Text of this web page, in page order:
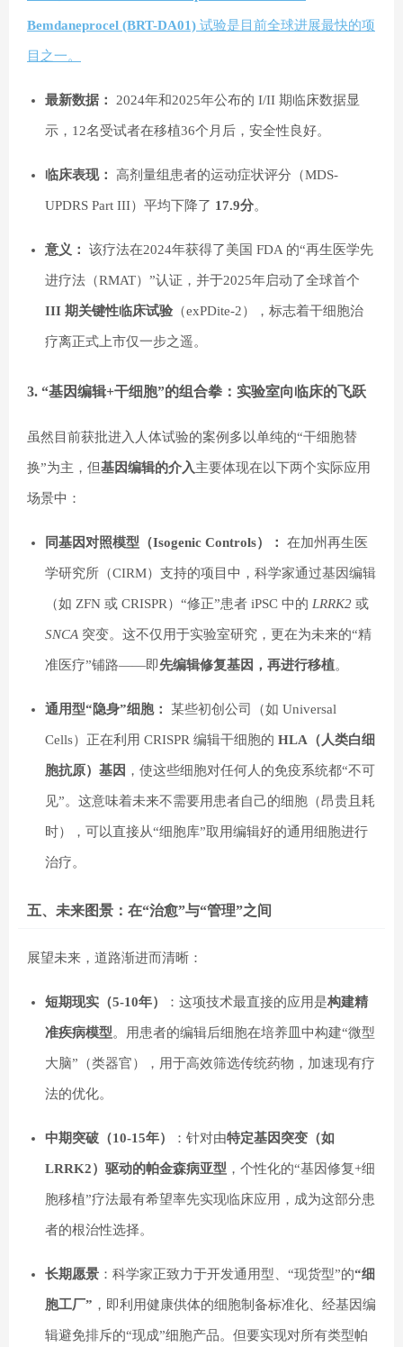
Bemdaneprocel (BRT-DA01) 试验是目前全球进展最快的项
目之一。
最新数据： 2024年和2025年公布的 I/II 期临床数据显
示，12名受试者在移植36个月后，安全性良好。
临床表现： 高剂量组患者的运动症状评分（MDS-
UPDRS Part III）平均下降了 17.9分。
意义： 该疗法在2024年获得了美国 FDA 的“再生医学先
进疗法（RMAT）”认证，并于2025年启动了全球首个
III 期关键性临床试验（exPDite-2），标志着干细胞治
疗离正式上市仅一步之遥。
3. “基因编辑+干细胞”的组合拳：实验室向临床的飞跃
虽然目前获批进入人体试验的案例多以单纯的“干细胞替
换”为主，但基因编辑的介入主要体现在以下两个实际应用
场景中：
同基因对照模型（Isogenic Controls）： 在加州再生医
学研究所（CIRM）支持的项目中，科学家通过基因编辑
（如 ZFN 或 CRISPR）“修正”患者 iPSC 中的 LRRK2 或
SNCA 突变。这不仅用于实验室研究，更在为未来的“精
准医疗”铺路——即先编辑修复基因，再进行移植。
通用型“隐身”细胞： 某些初创公司（如 Universal
Cells）正在利用 CRISPR 编辑干细胞的 HLA（人类白细
胞抗原）基因 ，使这些细胞对任何人的免疫系统都“不可
见”。这意味着未来不需要用患者自己的细胞（昂贵且耗
时），可以直接从“细胞库”取用编辑好的通用细胞进行
治疗。
五、未来图景：在“治愈”与“管理”之间
展望未来，道路渐进而清晰：
短期现实（5-10年） ：这项技术最直接的应用是构建精
准疾病模型。用患者的编辑后细胞在培养皿中构建“微型
大脑”（类器官），用于高效筛选传统药物，加速现有疗
法的优化。
中期突破（10-15年） ：针对由特定基因突变（如
LRRK2）驱动的帕金森病亚型 ，个性化的“基因修复+细
胞移植”疗法最有希望率先实现临床应用，成为这部分患
者的根治性选择。
长期愿景 ：科学家正致力于开发通用型、“现货型”的“细
胞工厂” ，即利用健康供体的细胞制备标准化、经基因编
辑避免排斥的“现成”细胞产品。但要实现对所有类型帕